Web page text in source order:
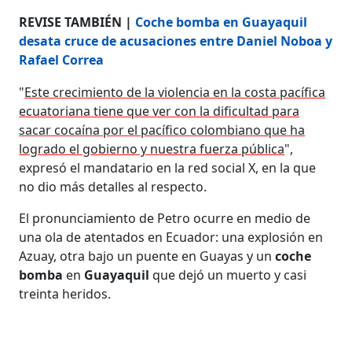
REVISE TAMBIÉN | Coche bomba en Guayaquil
desata cruce de acusaciones entre Daniel Noboa y
Rafael Correa
"Este crecimiento de la violencia en la costa pacífica
ecuatoriana tiene que ver con la dificultad para
sacar cocaína por el pacífico colombiano que ha
logrado el gobierno y nuestra fuerza pública",
expresó el mandatario en la red social X, en la que
no dio más detalles al respecto.
El pronunciamiento de Petro ocurre en medio de
una ola de atentados en Ecuador: una explosión en
Azuay, otra bajo un puente en Guayas y uncoche
bomba en Guayaquilque dejó un muerto y casi
treinta heridos.